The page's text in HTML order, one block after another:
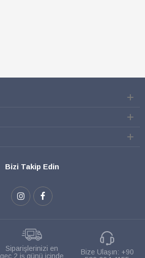
Bizi Takip Edin
Siparişlerinizi en
geç 2 iş günü içinde
Bize Ulaşın: +90